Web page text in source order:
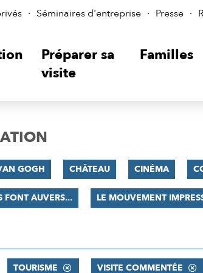
Séminaires d'entreprise Presse
Préparer sa
visite
Familles
GOGH CHÂTEAU CINÉMA
FONT AUVERS... LE MOUVEMENT
TOURISME VISITE COMMENTÉE